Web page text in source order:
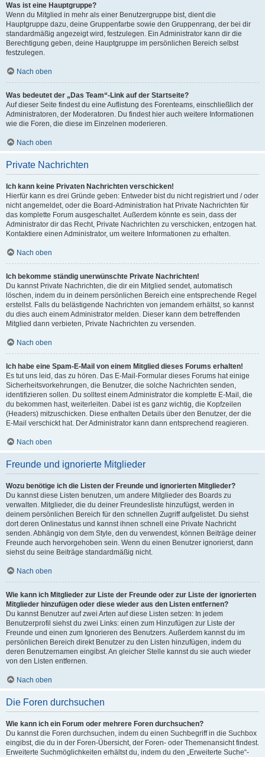
Was ist eine Hauptgruppe?
Wenn du Mitglied in mehr als einer Benutzergruppe bist, dient die
Hauptgruppe dazu, deine Gruppenfarbe sowie den Gruppenrang, der bei dir
standardmäßig angezeigt wird, festzulegen. Ein Administrator kann dir die
Berechtigung geben, deine Hauptgruppe im persönlichen Bereich selbst
festzulegen.
Nach oben
Was bedeutet der „Das Team“-Link auf der Startseite?
Auf dieser Seite findest du eine Auflistung des Forenteams, einschließlich der
Administratoren, der Moderatoren. Du findest hier auch weitere Informationen
wie die Foren, die diese im Einzelnen moderieren.
Nach oben
Private Nachrichten
Ich kann keine Privaten Nachrichten verschicken!
Hierfür kann es drei Gründe geben: Entweder bist du nicht registriert und / oder
nicht angemeldet, oder die Board-Administration hat Private Nachrichten für
das komplette Forum ausgeschaltet. Außerdem könnte es sein, dass der
Administrator dir das Recht, Private Nachrichten zu verschicken, entzogen hat.
Kontaktiere einen Administrator, um weitere Informationen zu erhalten.
Nach oben
Ich bekomme ständig unerwünschte Private Nachrichten!
Du kannst Private Nachrichten, die dir ein Mitglied sendet, automatisch
löschen, indem du in deinem persönlichen Bereich eine entsprechende Regel
erstellst. Falls du belästigende Nachrichten von jemandem erhältst, so kannst
du dies auch einem Administrator melden. Dieser kann dem betreffenden
Mitglied dann verbieten, Private Nachrichten zu versenden.
Nach oben
Ich habe eine Spam-E-Mail von einem Mitglied dieses Forums erhalten!
Es tut uns leid, das zu hören. Das E-Mail-Formular dieses Forums hat einige
Sicherheitsvorkehrungen, die Benutzer, die solche Nachrichten senden,
identifizieren sollen. Du solltest einem Administrator die komplette E-Mail, die
du bekommen hast, weiterleiten. Dabei ist es ganz wichtig, die Kopfzeilen
(Headers) mitzuschicken. Diese enthalten Details über den Benutzer, der die
E-Mail verschickt hat. Der Administrator kann dann entsprechend reagieren.
Nach oben
Freunde und ignorierte Mitglieder
Wozu benötige ich die Listen der Freunde und ignorierten Mitglieder?
Du kannst diese Listen benutzen, um andere Mitglieder des Boards zu
verwalten. Mitglieder, die du deiner Freundesliste hinzufügst, werden in
deinem persönlichen Bereich für den schnellen Zugriff aufgelistet. Du siehst
dort deren Onlinestatus und kannst ihnen schnell eine Private Nachricht
senden. Abhängig von dem Style, den du verwendest, können Beiträge deiner
Freunde auch hervorgehoben sein. Wenn du einen Benutzer ignorierst, dann
siehst du seine Beiträge standardmäßig nicht.
Nach oben
Wie kann ich Mitglieder zur Liste der Freunde oder zur Liste der ignorierten
Mitglieder hinzufügen oder diese wieder aus den Listen entfernen?
Du kannst Benutzer auf zwei Arten auf diese Listen setzen: In jedem
Benutzerprofil siehst du zwei Links: einen zum Hinzufügen zur Liste der
Freunde und einen zum Ignorieren des Benutzers. Außerdem kannst du im
persönlichen Bereich direkt Benutzer zu den Listen hinzufügen, indem du
deren Benutzernamen eingibst. An gleicher Stelle kannst du sie auch wieder
von den Listen entfernen.
Nach oben
Die Foren durchsuchen
Wie kann ich ein Forum oder mehrere Foren durchsuchen?
Du kannst die Foren durchsuchen, indem du einen Suchbegriff in die Suchbox
eingibst, die du in der Foren-Übersicht, der Foren- oder Themenansicht findest.
Erweiterte Suchmöglichkeiten erhältst du, indem du den „Erweiterte Suche“-